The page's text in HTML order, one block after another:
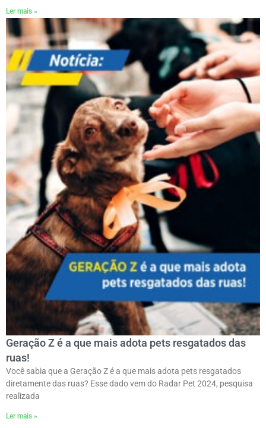
Ler mais »
Geração Z é a que mais adota pets resgatados das
ruas!
Você sabia que a Geração Z é a que mais adota pets resgatados
diretamente das ruas? Esse dado vem do Radar Pet 2024, pesquisa
realizada
Ler mais »